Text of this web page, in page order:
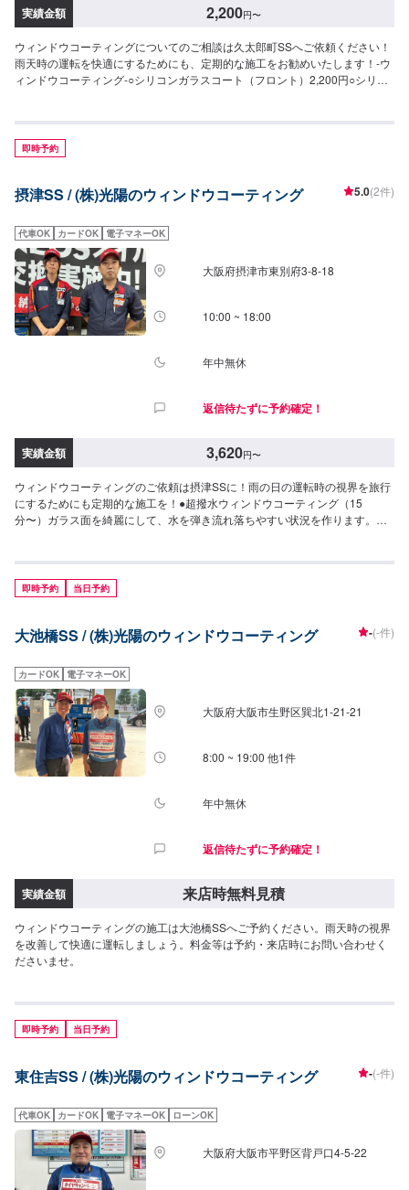
実績金額 2,200円〜
ウィンドウコーティングについてのご相談は久太郎町SSへご依頼ください！
雨天時の運転を快適にするためにも、定期的な施工をお勧めいたします！-ウ
ィンドウコーティング-○シリコンガラスコート（フロント）2,200円○シリコ
即時予約
摂津SS / (株)光陽のウィンドウコーティング 5.0(2件)
代車OK カードOK 電子マネーOK
大阪府摂津市東別府3-8-18
10:00 ~ 18:00
年中無休
返信待たずに予約確定！
実績金額 3,620円〜
ウィンドウコーティングのご依頼は摂津SSに！雨の日の運転時の視界を旅行
にするためにも定期的な施工を！●超撥水ウィンドウコーティング（15
分〜）ガラス面を綺麗にして、水を弾き流れ落ちやすい状況を作ります。◆
円（XLサイズ）●油膜取り（15分〜）雨天時に視界をさまたあげつぎらつく
油膜をスッキリ取り去ります。価格は来店時にお問い合わせください（油膜
の量によって価格が変動します）
即時予約 当日予約
大池橋SS / (株)光陽のウィンドウコーティング -(-件)
カードOK 電子マネーOK
大阪府大阪市生野区巽北1-21-21
8:00 ~ 19:00 他1件
年中無休
返信待たずに予約確定！
実績金額 来店時無料見積
ウィンドウコーティングの施工は大池橋SSへご予約ください。雨天時の視界
を改善して快適に運転しましょう。料金等は予約・来店時にお問い合わせく
ださいませ。
即時予約 当日予約
東住吉SS / (株)光陽のウィンドウコーティング -(-件)
代車OK カードOK 電子マネーOK ローンOK
大阪府大阪市平野区背戸口4-5-22